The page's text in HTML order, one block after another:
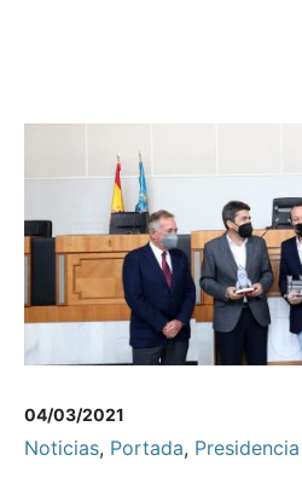
04/03/2021
Noticias, Portada, Presidencia